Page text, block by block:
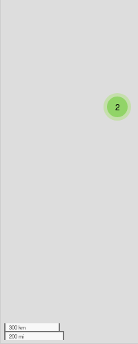
2
300 km
200 mi